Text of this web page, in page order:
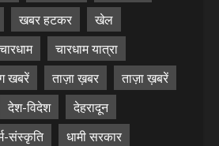
खबर हटकर
खेल
चारधाम
चारधाम यात्रा
खबरें ताज़ा ख़बर
ताज़ा ख़बरें
देश-विदेश
देहरादून
संस्कृति
धामी सरकार